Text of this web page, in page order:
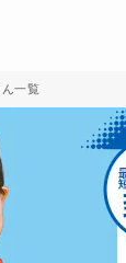
一覧